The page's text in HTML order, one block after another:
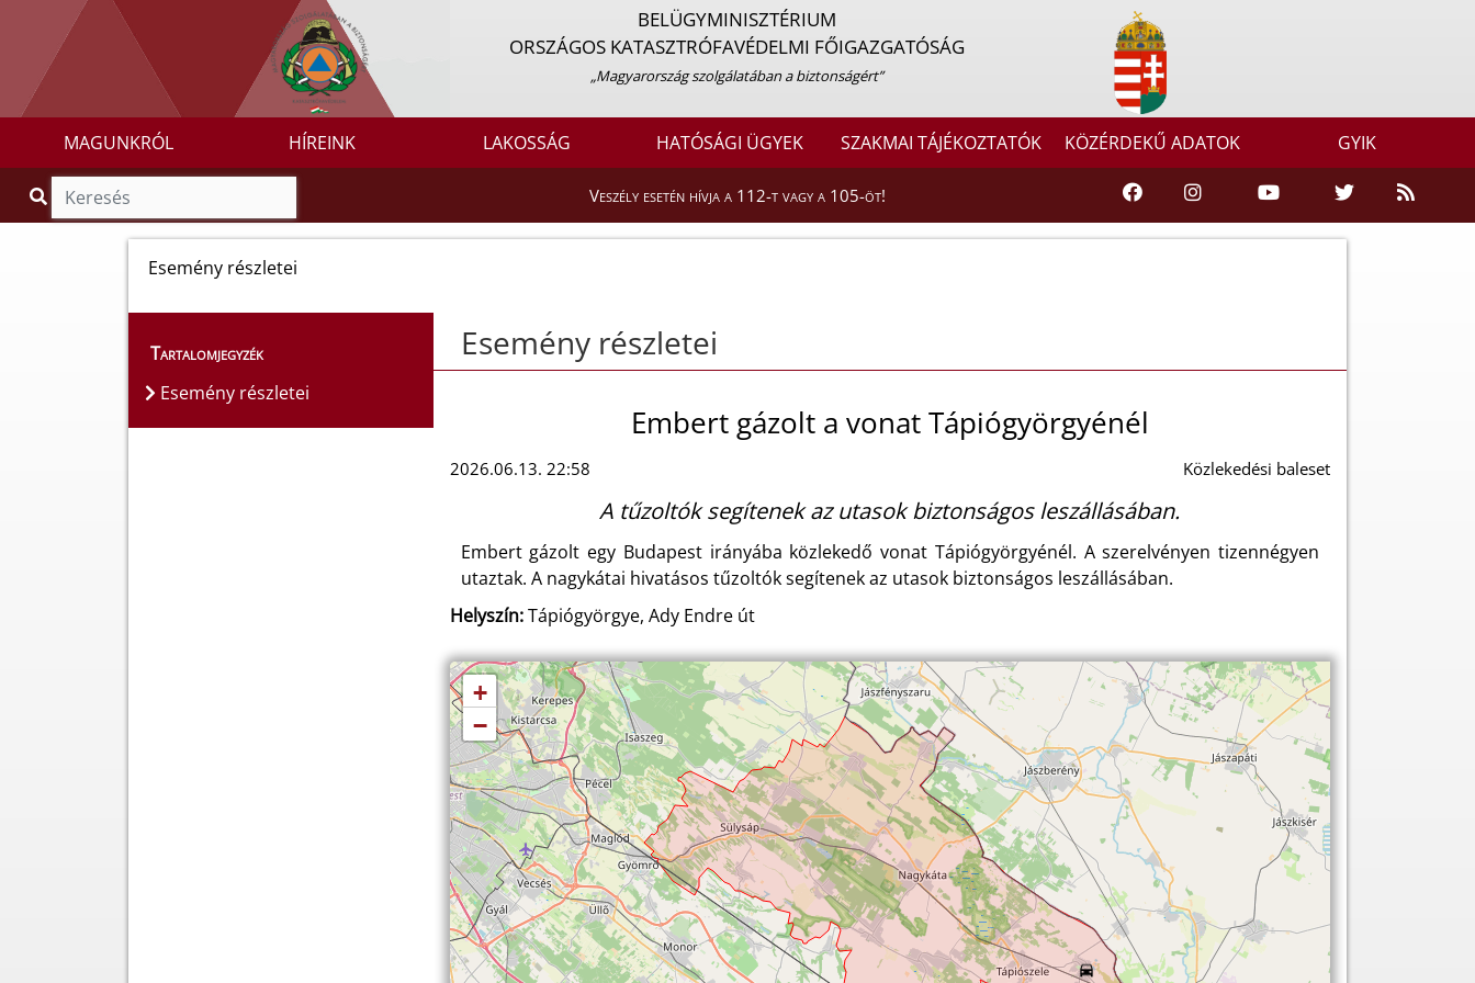
BELÜGYMINISZTÉRIUM
ORSZÁGOS KATASZTRÓFAVÉDELMI FŐIGAZGATÓSÁG
„Magyarország szolgálatában a biztonságért”
MAGUNKRÓL HÍREINK LAKOSSÁG HATÓSÁGI ÜGYEK SZAKMAI TÁJÉKOZTATÓK KÖZÉRDEKŰ ADATOK GYIK
Veszély esetén hívja a 112-t vagy a 105-öt!
Esemény részletei
Tartalomjegyzék
Esemény részletei
Esemény részletei
Embert gázolt a vonat Tápiógyörgyénél
2026.06.13. 22:58 Közlekedési baleset
A tűzoltók segítenek az utasok biztonságos leszállásában.
Embert gázolt egy Budapest irányába közlekedő vonat Tápiógyörgyénél. A szerelvényen tizennégyen
utaztak. A nagykátai hivatásos tűzoltók segítenek az utasok biztonságos leszállásában.
Helyszín:Tápiógyörgye, Ady Endre út
+
−